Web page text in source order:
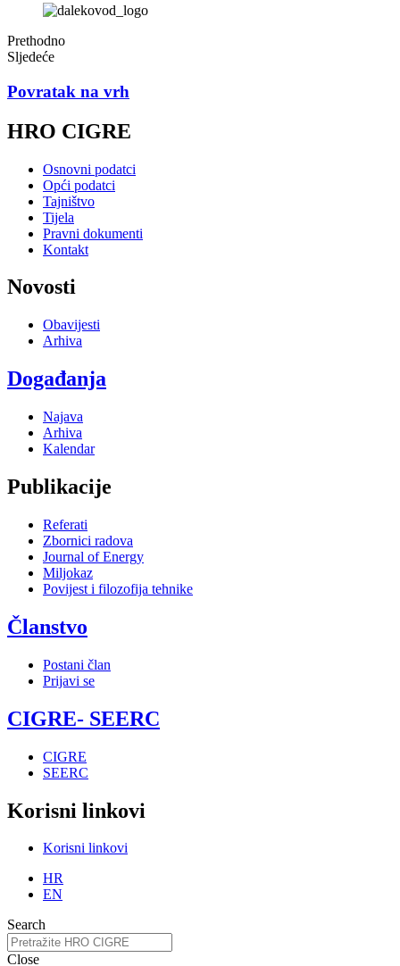
Prethodno
Sljedeće
Povratak na vrh
HRO CIGRE
Osnovni podatci
Opći podatci
Tajništvo
Tijela
Pravni dokumenti
Kontakt
Novosti
Obavijesti
Arhiva
Događanja
Najava
Arhiva
Kalendar
Publikacije
Referati
Zbornici radova
Journal of Energy
Miljokaz
Povijest i filozofija tehnike
Članstvo
Postani član
Prijavi se
CIGRE- SEERC
CIGRE
SEERC
Korisni linkovi
Korisni linkovi
HR
EN
Search
Close